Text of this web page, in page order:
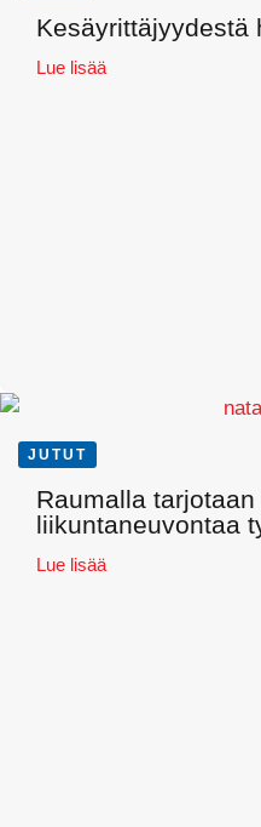
LinkedIn
Pinterest
Kesäyrittäjyydestä
Lue lisää
JUTUT
Raumalla
liikuntaneuvontaa
Lue lisää